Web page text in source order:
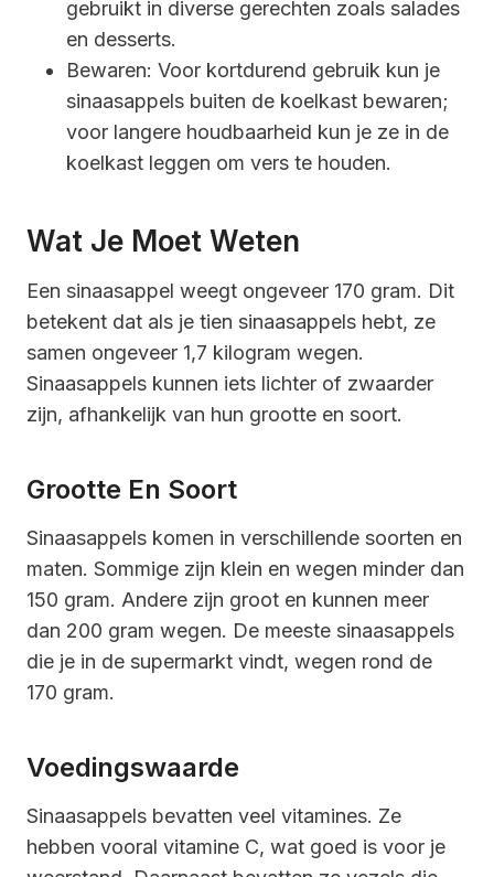
gebruikt in diverse gerechten zoals salades
en desserts.
Bewaren: Voor kortdurend gebruik kun je
sinaasappels buiten de koelkast bewaren;
voor langere houdbaarheid kun je ze in de
koelkast leggen om vers te houden.
Wat Je Moet Weten
Een sinaasappel weegt ongeveer 170 gram. Dit
betekent dat als je tien sinaasappels hebt, ze
samen ongeveer 1,7 kilogram wegen.
Sinaasappels kunnen iets lichter of zwaarder
zijn, afhankelijk van hun grootte en soort.
Grootte En Soort
Sinaasappels komen in verschillende soorten en
maten. Sommige zijn klein en wegen minder dan
150 gram. Andere zijn groot en kunnen meer
dan 200 gram wegen. De meeste sinaasappels
die je in de supermarkt vindt, wegen rond de
170 gram.
Voedingswaarde
Sinaasappels bevatten veel vitamines. Ze
hebben vooral vitamine C, wat goed is voor je